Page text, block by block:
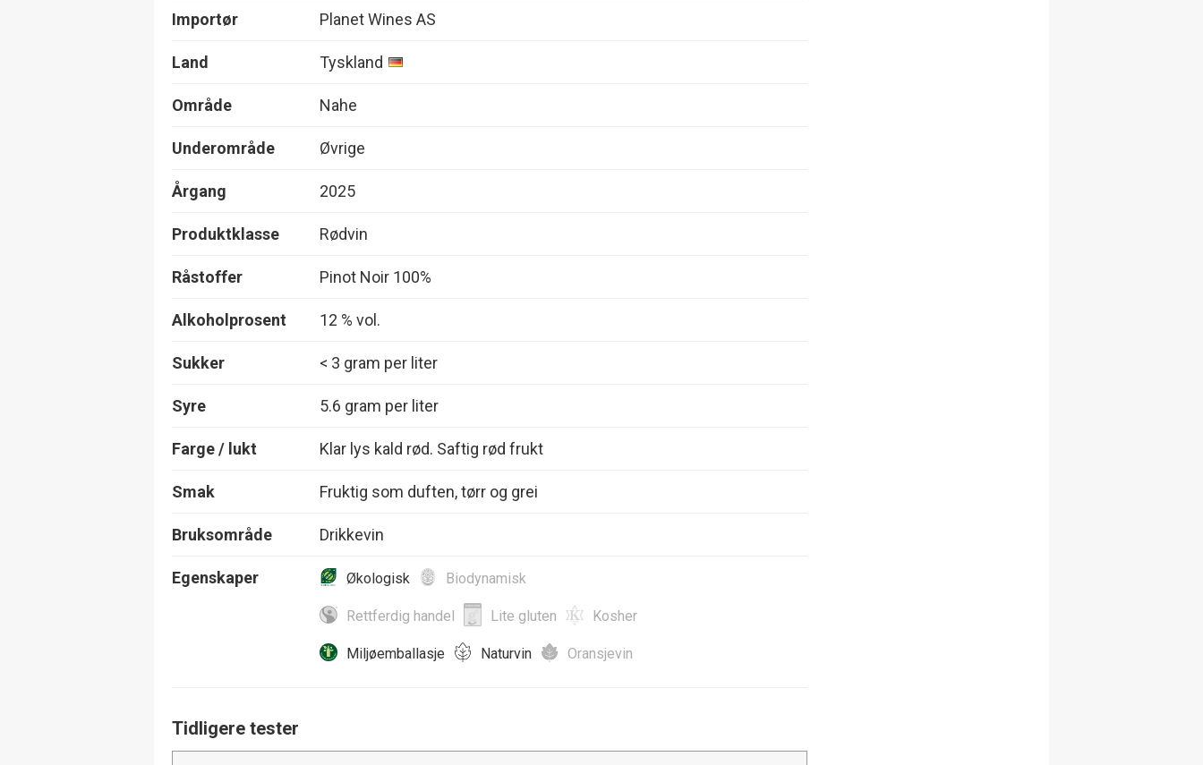
Importør Planet Wines AS
Land Tyskland
Område Nahe
Underområde Øvrige
Årgang 2025
Produktklasse Rødvin
Råstoffer Pinot Noir 100%
Alkoholprosent 12 % vol.
Sukker < 3 gram per liter
Syre 5.6 gram per liter
Farge / lukt Klar lys kald rød. Saftig rød frukt
Smak Fruktig som duften, tørr og grei
Bruksområde Drikkevin
Egenskaper Økologisk Biodynamisk
Rettferdig handel Lite gluten Kosher
Miljøemballasje Naturvin Oransjevin
Tidligere tester